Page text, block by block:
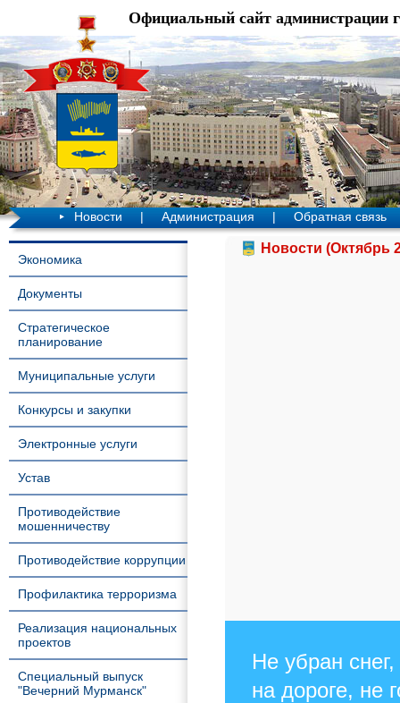
Официальный сайт администрации
Новости | Администрация | Обратная связь
Экономика
Документы
Стратегическое
планирование
Муниципальные услуги
Конкурсы и закупки
Электронные услуги
Устав
Противодействие
мошенничеству
Противодействие коррупции
Профилактика терроризма
Реализация национальных
проектов
Специальный выпуск
"Вечерний Мурманск"
Новости (Октябрь
Не убран
на дороге, не